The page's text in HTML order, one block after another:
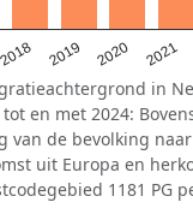
2018 2019 2020 2021
in
en met 2024:
van de bevolking
uit Europa en
1181 PG